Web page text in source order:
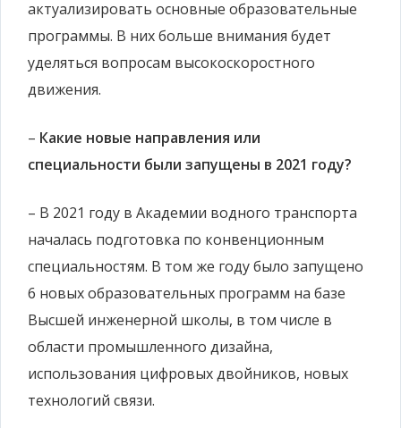
актуализировать основные образовательные
программы. В них больше внимания будет
уделяться вопросам высокоскоростного
движения.
– Какие новые направления или
специальности были запущены в 2021 году?
– В 2021 году в Академии водного транспорта
началась подготовка по конвенционным
специальностям. В том же году было запущено
6 новых образовательных программ на базе
Высшей инженерной школы, в том числе в
области промышленного дизайна,
использования цифровых двойников, новых
технологий связи.